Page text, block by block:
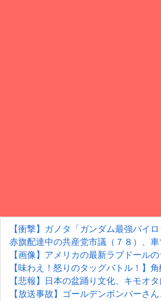
【衝撃】ガノタ「ガンダム最強パイ
赤旗配達中の共産党市議（７８）、
【画像】アメリカの最新ラブドール
【味わえ！怒りのタッグバトル！
【悲報】日本の盆踊り文化、キモオ
【放送事故】ゴールデンボンバーさ